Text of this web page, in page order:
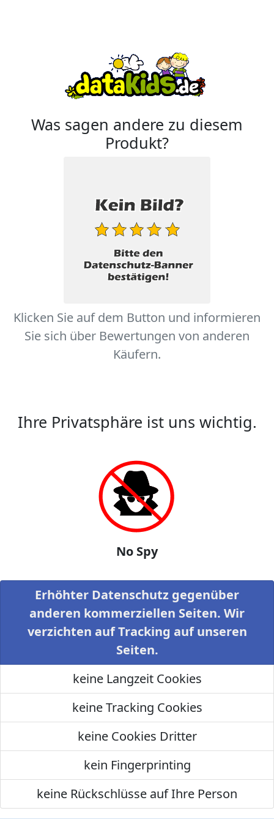
Was sagen andere zu diesem
Produkt?
Klicken Sie auf dem Button und informieren
Sie sich über Bewertungen von anderen
Käufern.
Ihre Privatsphäre ist uns wichtig.
No Spy
Erhöhter Datenschutz gegenüber
anderen kommerziellen Seiten. Wir
verzichten auf Tracking auf unseren
Seiten.
keine Langzeit Cookies
keine Tracking Cookies
keine Cookies Dritter
kein Fingerprinting
keine Rückschlüsse auf Ihre Person